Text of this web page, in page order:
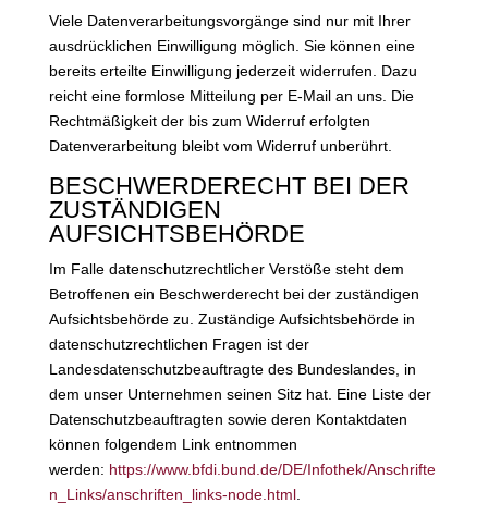
Viele Datenverarbeitungsvorgänge sind nur mit Ihrer
ausdrücklichen Einwilligung möglich. Sie können eine
bereits erteilte Einwilligung jederzeit widerrufen. Dazu
reicht eine formlose Mitteilung per E-Mail an uns. Die
Rechtmäßigkeit der bis zum Widerruf erfolgten
Datenverarbeitung bleibt vom Widerruf unberührt.
BESCHWERDERECHT BEI DER
ZUSTÄNDIGEN
AUFSICHTSBEHÖRDE
Im Falle datenschutzrechtlicher Verstöße steht dem
Betroffenen ein Beschwerderecht bei der zuständigen
Aufsichtsbehörde zu. Zuständige Aufsichtsbehörde in
datenschutzrechtlichen Fragen ist der
Landesdatenschutzbeauftragte des Bundeslandes, in
dem unser Unternehmen seinen Sitz hat. Eine Liste der
Datenschutzbeauftragten sowie deren Kontaktdaten
können folgendem Link entnommen
werden: https://www.bfdi.bund.de/DE/Infothek/Anschrifte
n_Links/anschriften_links-node.html.